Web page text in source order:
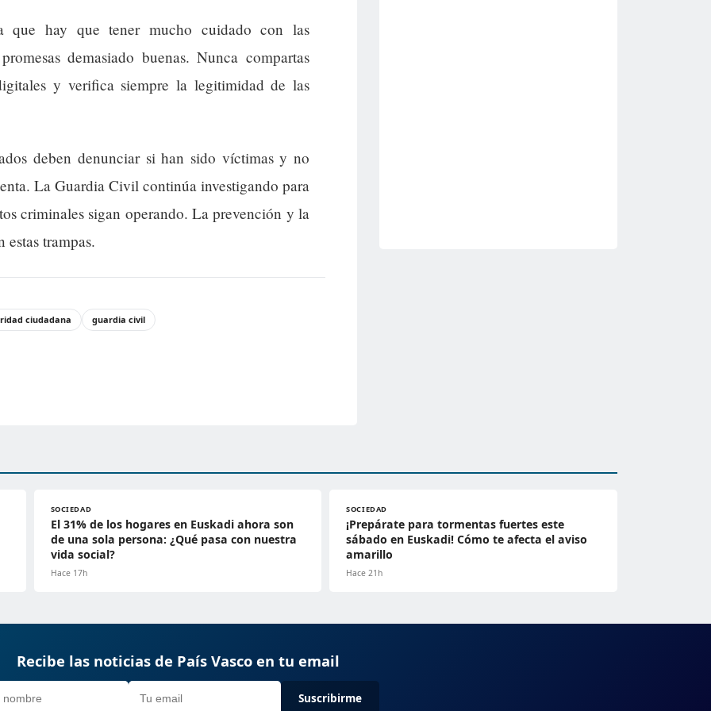
que hay que tener mucho cuidado con las
demasiado buenas. Nunca compartas
y verifica siempre la legitimidad de las
deben denunciar si han sido víctimas y no
La Guardia Civil continúa investigando para
criminales sigan operando. La prevención y la
trampas.
ciudadana guardia civil
SOCIEDAD
El 31% de los hogares en Euskadi ahora son
de una sola persona: ¿Qué pasa con nuestra
vida social?
Hace 17h
SOCIEDAD
¡Prepárate para tormentas fuertes este
sábado en Euskadi! Cómo te afecta el aviso
amarillo
Hace 21h
Recibe las noticias de País Vasco en tu email
Suscribirme